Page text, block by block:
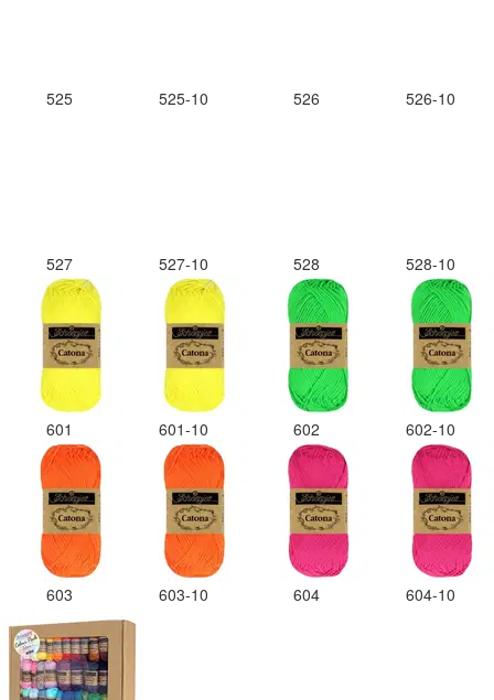
525 525-10 526 526-10
527 527-10 528 528-10
601 601-10 602 602-10
603 603-10 604 604-10